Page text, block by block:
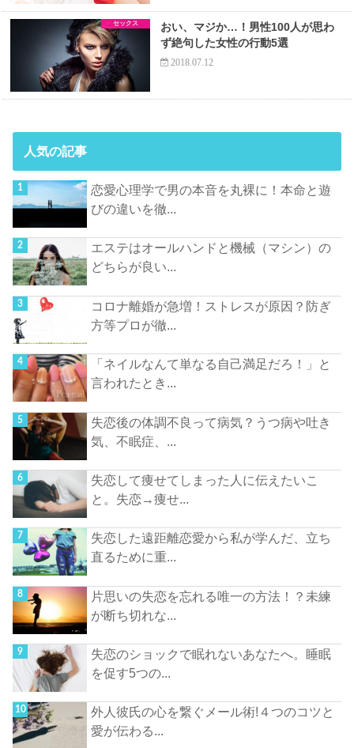
セックス
おい、マジか…！男性100人が思わ
ず絶句した女性の行動5選
2018.07.12
人気の記事
恋愛心理学で男の本音を丸裸に！本命と遊
びの違いを徹...
エステはオールハンドと機械（マシン）の
どちらが良い...
コロナ離婚が急増！ストレスが原因？防ぎ
方等プロが徹...
「ネイルなんて単なる自己満足だろ！」と
言われたとき...
失恋後の体調不良って病気？うつ病や吐き
気、不眠症、...
失恋して痩せてしまった人に伝えたいこ
と。失恋→痩せ...
失恋した遠距離恋愛から私が学んだ、立ち
直るために重...
片思いの失恋を忘れる唯一の方法！？未練
が断ち切れな...
失恋のショックで眠れないあなたへ。睡眠
を促す5つの...
外人彼氏の心を繋ぐメール術!４つのコツと
愛が伝わる...